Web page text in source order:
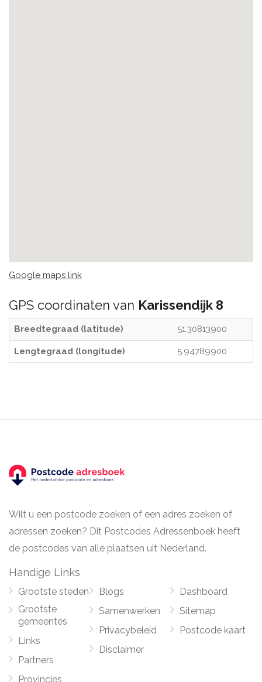
Google maps link
GPS coordinaten van Karissendijk 8
Breedtegraad (latitude) 51.30813900
Lengtegraad (longitude) 5.94789900
Wilt u een postcode zoeken of een adres zoeken of
adressen zoeken? Dit Postcodes Adressenboek heeft
de postcodes van alle plaatsen uit Nederland.
Handige Links
Grootste steden
Grootste
gemeentes
Links
Partners
Provincies
Blogs
Samenwerken
Privacybeleid
Disclaimer
Dashboard
Sitemap
Postcode kaart